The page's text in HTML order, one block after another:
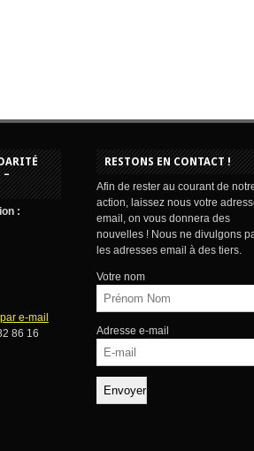
–
:
e-mail
86 16
RESTONS EN CONTACT !
Afin de rester au courant de
action, laissez nous votre
email, on vous donnera des
nouvelles ! Nous ne divulgons
les adresses email à des tiers.
Votre nom
Adresse e-mail